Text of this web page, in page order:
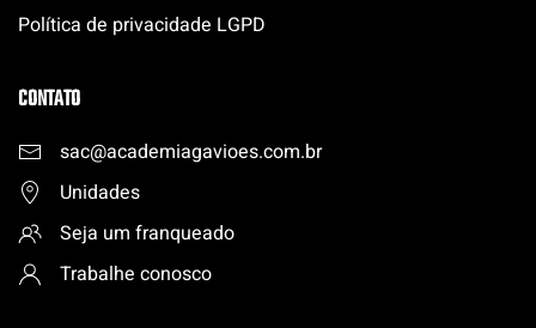
Política de privacidade LGPD
CONTATO
sac@academiagavioes.com.br
Unidades
Seja um franqueado
Trabalhe conosco